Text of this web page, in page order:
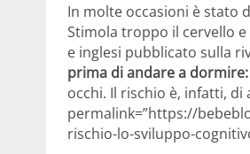
In molte occasioni è stato
Stimola troppo il cervello
e inglesi pubblicato sulla
prima di andare a dormire:
occhi. Il rischio è, infatti, di
permalink=”https://
rischio-lo-sviluppo-